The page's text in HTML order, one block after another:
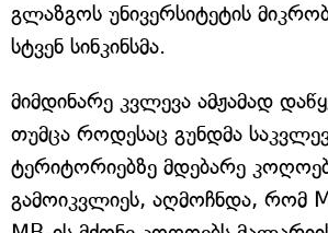
გლაზგოს უნივერსიტეტის
სტვენ სინკინსმა.
მიმდინარე კვლევა ამჟამად
თუმცა როდესაც გუნდმა
ტერიტორიებზე მდებარე
გამოიკვლიეს, აღმოჩნდა, რომ